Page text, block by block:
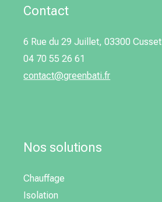
Contact
6 Rue du 29 Juillet, 03300 Cusset
04 70 55 26 61
contact@greenbati.fr
Nos solutions
Chauffage
Isolation